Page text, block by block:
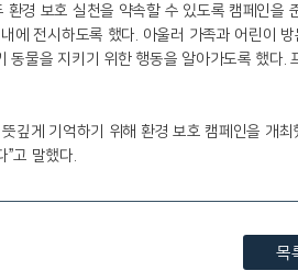
경 보호 실천을 약속할 수 있도록 캠페인을
에 전시하도록 했다. 아울러 가족과 어린이
물을 지키기 위한 행동을 알아가도록 했다
깊게 기억하기 위해 환경 보호 캠페인을 개
고 말했다.
목